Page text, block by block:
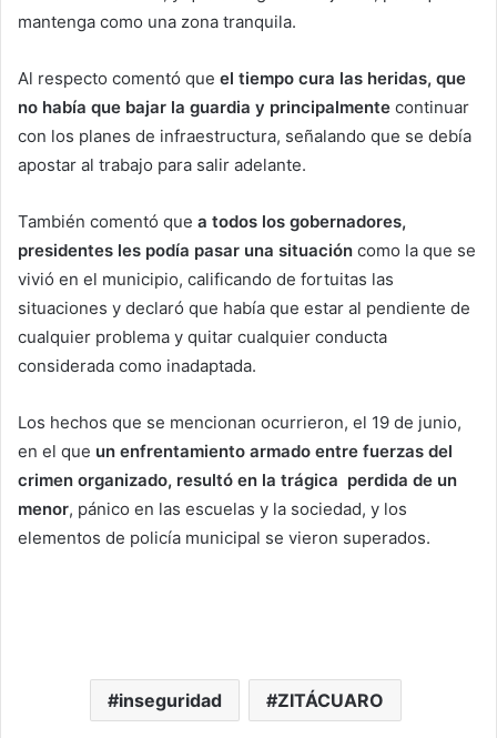
mantenga como una zona tranquila.
Al respecto comentó que el tiempo cura las heridas, que
no había que bajar la guardia y principalmente continuar
con los planes de infraestructura, señalando que se debía
apostar al trabajo para salir adelante.
También comentó que a todos los gobernadores,
presidentes les podía pasar una situación como la que se
vivió en el municipio, calificando de fortuitas las
situaciones y declaró que había que estar al pendiente de
cualquier problema y quitar cualquier conducta
considerada como inadaptada.
Los hechos que se mencionan ocurrieron, el 19 de junio,
en el que un enfrentamiento armado entre fuerzas del
crimen organizado, resultó en la trágica perdida de un
menor, pánico en las escuelas y la sociedad, y los
elementos de policía municipal se vieron superados.
inseguridad ZITÁCUARO